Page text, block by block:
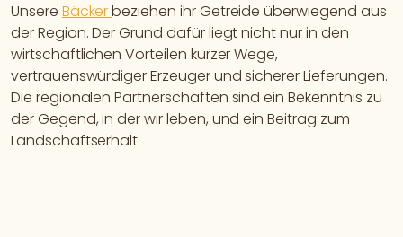
Unsere Bäckerbeziehen ihr Getreide überwiegend aus
der Region. Der Grund dafür liegt nicht nur in den
wirtschaftlichen Vorteilen kurzer Wege,
vertrauenswürdiger Erzeuger und sicherer Lieferungen.
Die regionalen Partnerschaften sind ein Bekenntnis zu
der Gegend, in der wir leben, und ein Beitrag zum
Landschaftserhalt.